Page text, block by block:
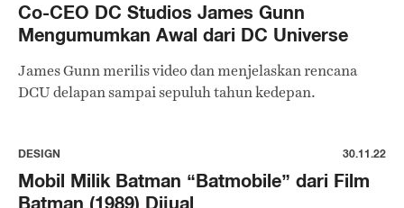
Co-CEO DC Studios James Gunn
Mengumumkan Awal dari DC Universe
James Gunn merilis video dan menjelaskan rencana
DCU delapan sampai sepuluh tahun kedepan.
DESIGN 30.11.22
Mobil Milik Batman “Batmobile” dari Film
Batman (1989) Dijual